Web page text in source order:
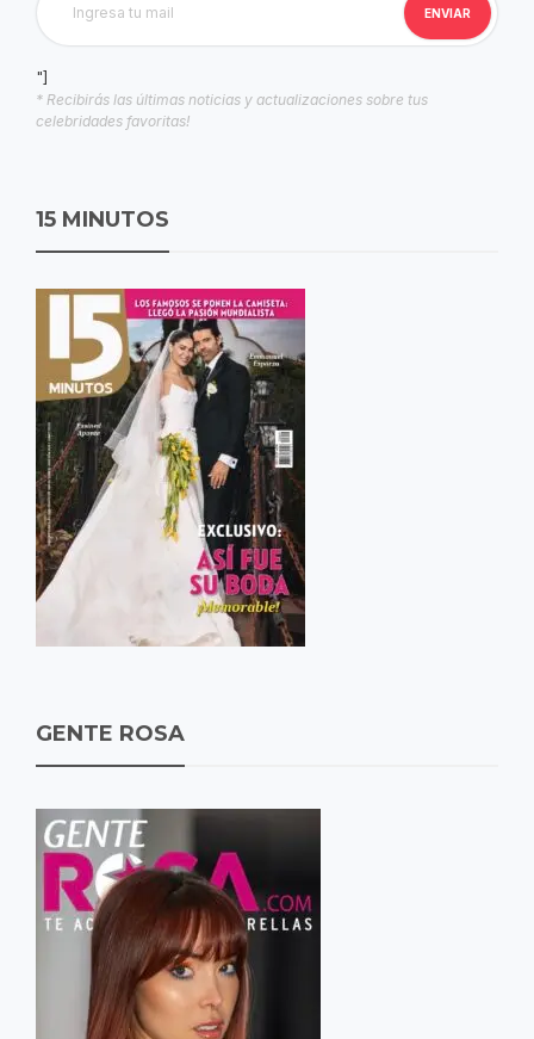
"]
* Recibirás las últimas noticias y actualizaciones sobre tus
celebridades favoritas!
15 MINUTOS
GENTE ROSA